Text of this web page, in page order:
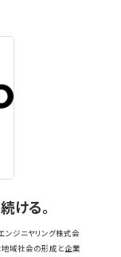
ける。
ンジニヤリング株式会
域社会の形成と企業